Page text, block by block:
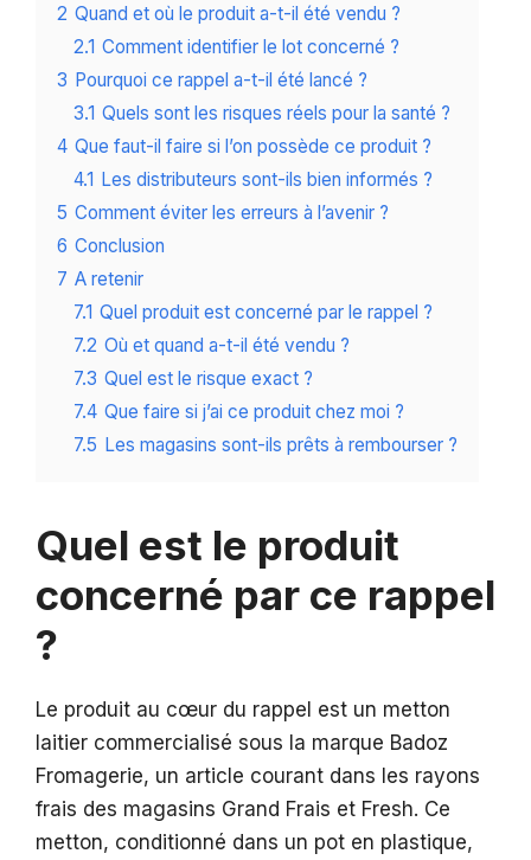
2 Quand et où le produit a-t-il été vendu ?
2.1 Comment identifier le lot concerné ?
3 Pourquoi ce rappel a-t-il été lancé ?
3.1 Quels sont les risques réels pour la santé ?
4 Que faut-il faire si l’on possède ce produit ?
4.1 Les distributeurs sont-ils bien informés ?
5 Comment éviter les erreurs à l’avenir ?
6 Conclusion
7 A retenir
7.1 Quel produit est concerné par le rappel ?
7.2 Où et quand a-t-il été vendu ?
7.3 Quel est le risque exact ?
7.4 Que faire si j’ai ce produit chez moi ?
7.5 Les magasins sont-ils prêts à rembourser ?
Quel est le produit
concerné par ce rappel
?
Le produit au cœur du rappel est un metton
laitier commercialisé sous la marque Badoz
Fromagerie, un article courant dans les rayons
frais des magasins Grand Frais et Fresh. Ce
metton, conditionné dans un pot en plastique,